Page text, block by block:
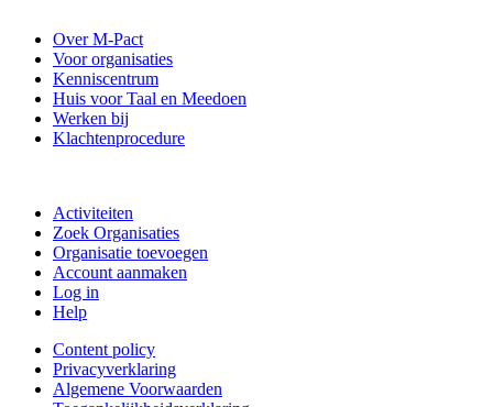
Over M-Pact
Voor organisaties
Kenniscentrum
Huis voor Taal en Meedoen
Werken bij
Klachtenprocedure
Activiteiten
Zoek Organisaties
Organisatie toevoegen
Account aanmaken
Log in
Help
Content policy
Privacyverklaring
Algemene Voorwaarden